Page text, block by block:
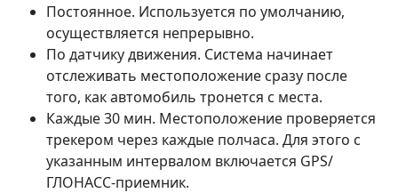
Постоянное. Используется по умолчанию,
осуществляется непрерывно.
По датчику движения. Система начинает
отслеживать местоположение сразу после
того, как автомобиль тронется с места.
Каждые 30 мин. Местоположение проверяется
трекером через каждые полчаса. Для этого с
указанным интервалом включается GPS/
ГЛОНАСС-приемник.